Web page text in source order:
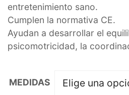
entretenimiento sano.
Cumplen la normativa CE.
Ayudan a desarrollar el
psicomotricidad, la
MEDIDAS